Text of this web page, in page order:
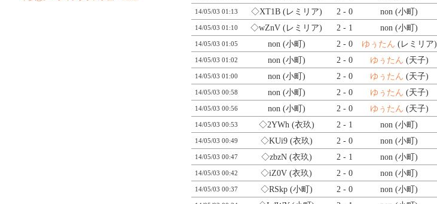
14/05/03 01:13 ◇XT1B(レミリア) 2 - 0 non (小町)
14/05/03 01:10 ◇wZnV (レミリア) 2 - 1 non (小町)
14/05/03 01:05 non (小町) 2 - 0 ゆぅたん (レミリア)
14/05/03 01:02 non (小町) 2 - 0 ゆぅたん (天子)
14/05/03 01:00 non (小町) 2 - 0 ゆぅたん (天子)
14/05/03 00:58 non (小町) 2 - 0 ゆぅたん (天子)
14/05/03 00:56 non (小町) 2 - 0 ゆぅたん (天子)
14/05/03 00:53 ◇2YWh(衣玖) 2 - 1 non (小町)
14/05/03 00:49 ◇KUi9(衣玖) 2 - 0 non (小町)
14/05/03 00:47 ◇zbzN(衣玖) 2 - 1 non (小町)
14/05/03 00:42 ◇iZ0V (衣玖) 2 - 0 non (小町)
14/05/03 00:37 ◇RSkp(小町) 2 - 0 non (小町)